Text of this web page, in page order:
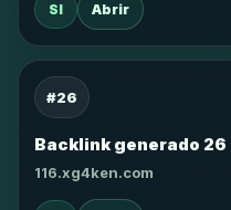
SI Abrir
#26
Backlink generado 26
116.xg4ken.com